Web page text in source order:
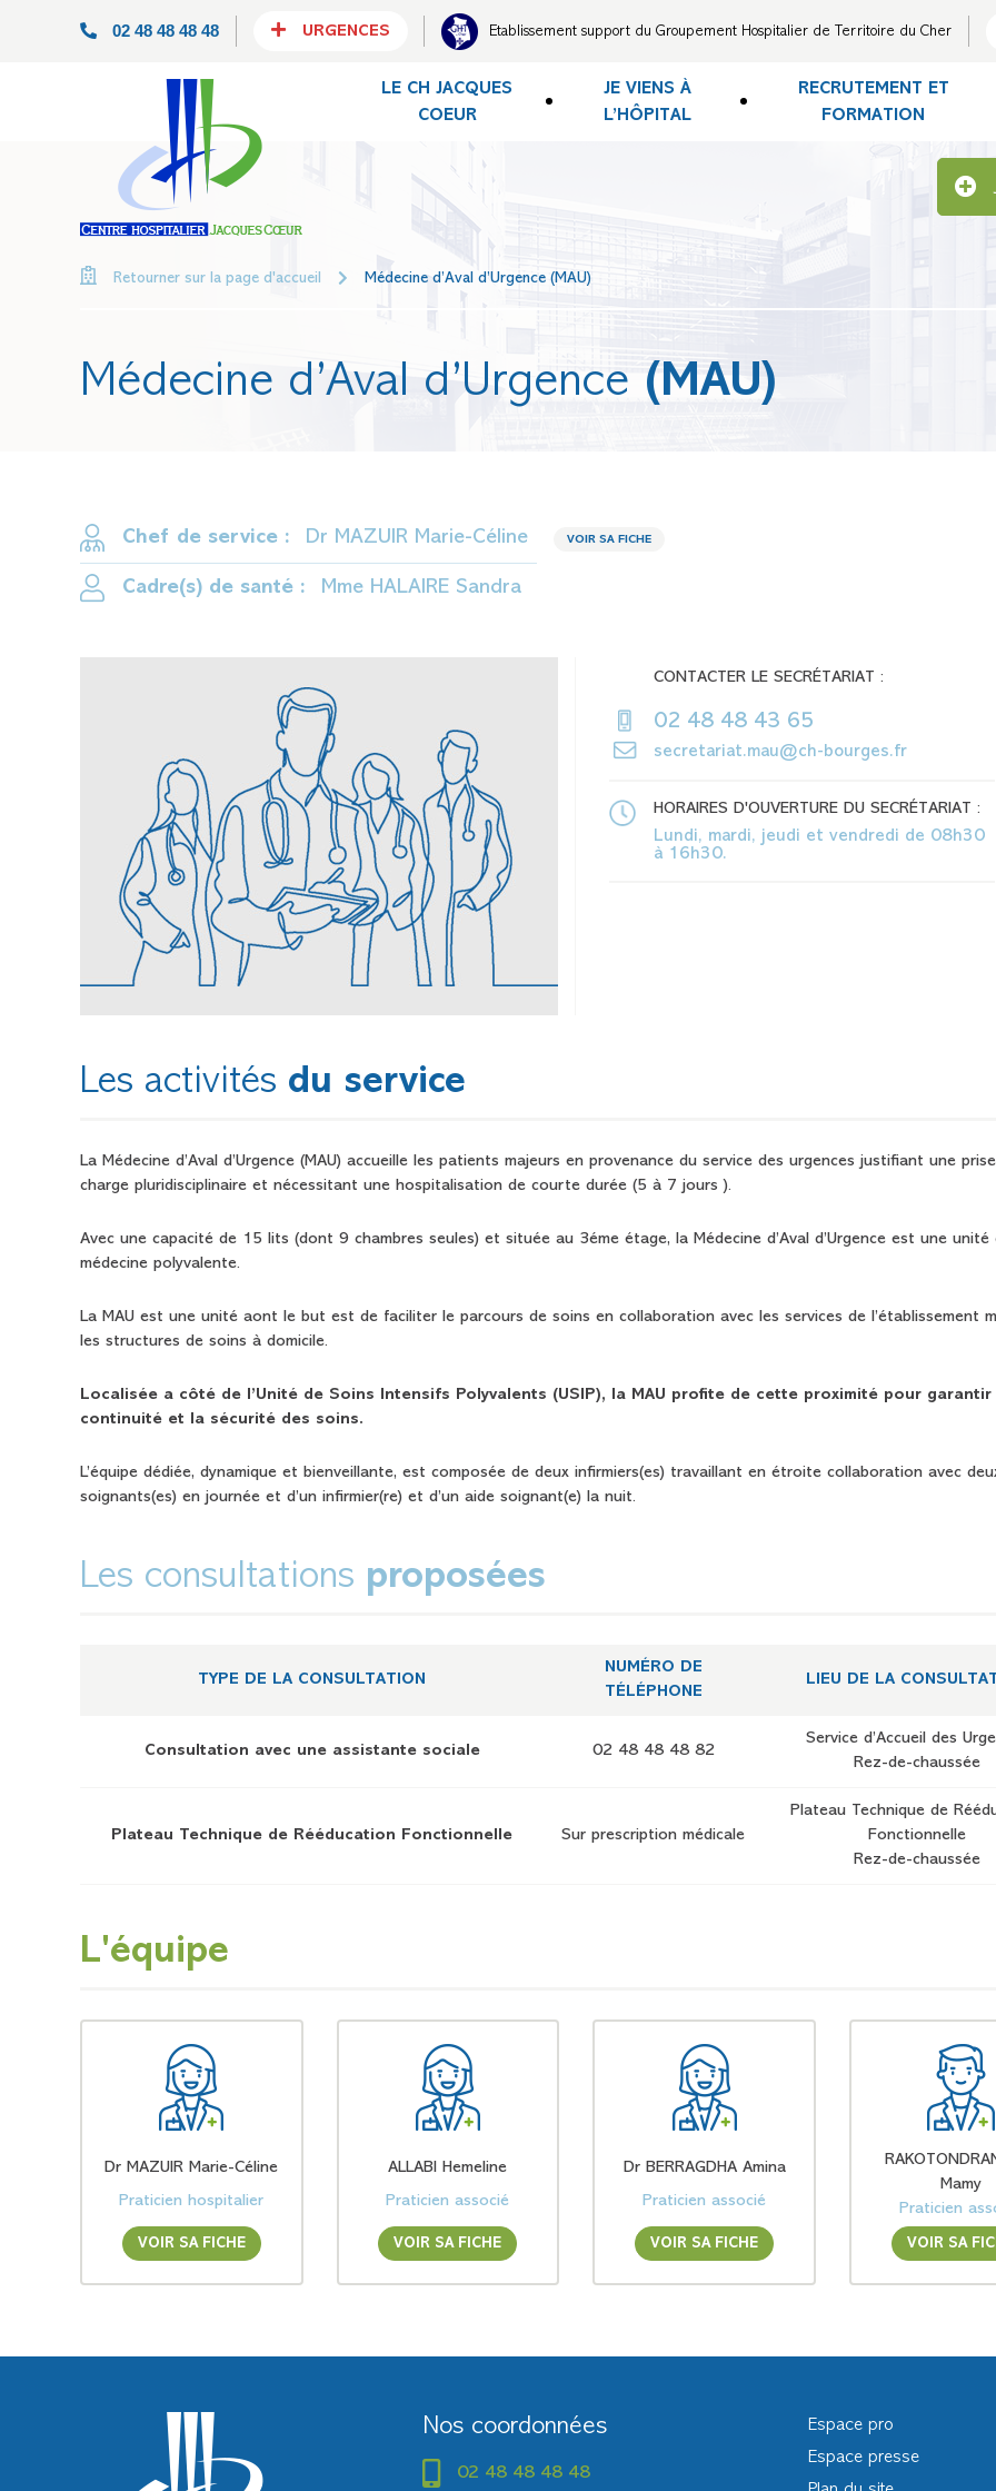
02 48 48 48 48 URGENCES Etablissement support du Groupement Hospitalier de Territoire du Cher
LE CH JACQUES
COEUR
JE VIENS À
L’HÔPITAL
RECRUTEMENT ET
FORMATION
Retourner sur la page d'accueil Médecine d’Aval d’Urgence (MAU)
Médecine d’Aval d’Urgence (MAU)
Chef de service : Dr MAZUIR Marie-Céline VOIR SA FICHE
Cadre(s) de santé : Mme HALAIRE Sandra
CONTACTER LE SECRÉTARIAT :
02 48 48 43 65
secretariat.mau@ch-bourges.fr
HORAIRES D'OUVERTURE DU SECRÉTARIAT :
Lundi, mardi, jeudi et vendredi de 08h30
à 16h30.
Les activités du service
La Médecine d’Aval d’Urgence (MAU) accueille les patients majeurs en provenance du service des urgences justifiant une
charge pluridisciplinaire et nécessitant une hospitalisation de courte durée (5 à 7 jours ).
Avec une capacité de 15 lits (dont 9 chambres seules) et située au 3éme étage, la Médecine d’Aval d’Urgence est une unité
médecine polyvalente.
La MAU est une unité aont le but est de faciliter le parcours de soins en collaboration avec les services de l’établissement
les structures de soins à domicile.
Localisée a côté de l’Unité de Soins Intensifs Polyvalents (USIP), la MAU profite de cette proximité pour garantir
continuité et la sécurité des soins.
L’équipe dédiée, dynamique et bienveillante, est composée de deux infirmiers(es) travaillant en étroite collaboration avec
soignants(es) en journée et d’un infirmier(re) et d’un aide soignant(e) la nuit.
Les consultations proposées
TYPE DE LA CONSULTATION
NUMÉRO DE
TÉLÉPHONE
LIEU DE LA
Consultation avec une assistante sociale 02 48 48 48 82
Service d’Accueil des
Rez-de-chaussée
Plateau Technique de Rééducation Fonctionnelle Sur prescription médicale
Plateau Technique de
Fonctionnelle
Rez-de-chaussée
L'équipe
Dr MAZUIR Marie-Céline
Praticien hospitalier
VOIR SA FICHE
ALLABI Hemeline
Praticien associé
VOIR SA FICHE
Dr BERRAGDHA Amina
Praticien associé
VOIR SA FICHE
Mamy
Praticien
VOIR SA
Nos coordonnées
02 48 48 48 48
Espace pro
Espace presse